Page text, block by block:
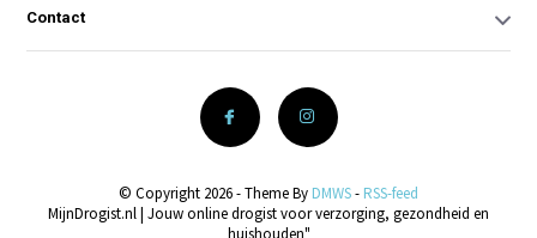
Contact
© Copyright 2026 - Theme By DMWS- RSS-feed
MijnDrogist.nl | Jouw online drogist voor verzorging, gezondheid en
huishouden"